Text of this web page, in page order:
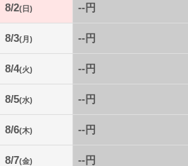
8/2(日) --円
8/3(月) --円
8/4(火) --円
8/5(水) --円
8/6(木) --円
8/7(金) --円